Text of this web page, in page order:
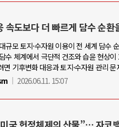
속도보다 더 빠르게 담수 순환
규모 토지·수자원 이용이 전 세계 담수
수 체계에서 극단적 건조와 습윤 현상
기후변화 대응과 토지·수자원 관리
2026.06.11. 15:07